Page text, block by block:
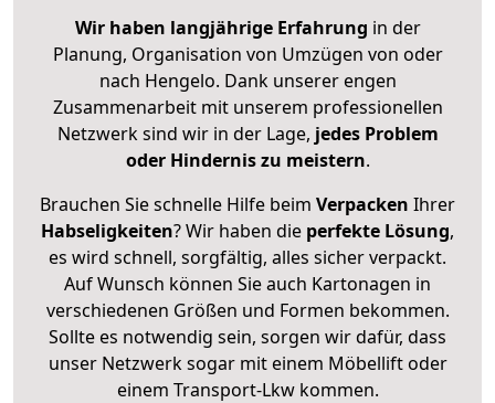
Wir haben langjährige Erfahrung in der
Planung, Organisation von Umzügen von oder
nach Hengelo. Dank unserer engen
Zusammenarbeit mit unserem professionellen
Netzwerk sind wir in der Lage, jedes Problem
oder Hindernis zu meistern.
Brauchen Sie schnelle Hilfe beim Verpacken Ihrer
Habseligkeiten? Wir haben die perfekte Lösung,
es wird schnell, sorgfältig, alles sicher verpackt.
Auf Wunsch können Sie auch Kartonagen in
verschiedenen Größen und Formen bekommen.
Sollte es notwendig sein, sorgen wir dafür, dass
unser Netzwerk sogar mit einem Möbellift oder
einem Transport-Lkw kommen.